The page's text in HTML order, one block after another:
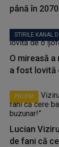
până în
STIRILE KANAL D
O mireasă
a fost lovită
PROFM
Lucian
de fani că